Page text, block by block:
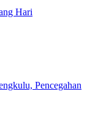
Hari
Pencegahan